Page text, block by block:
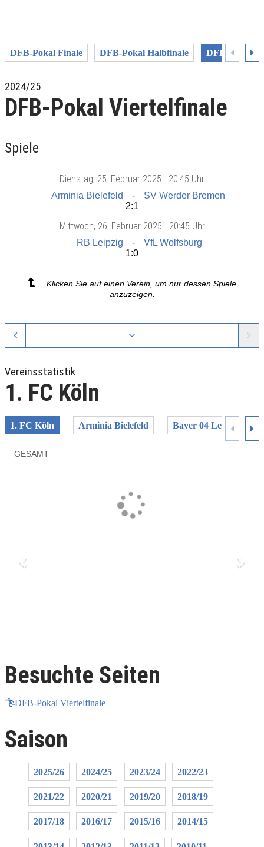
DFB-Pokal Finale DFB-Pokal Halbfinale DFB-Pokal
2024/25
DFB-Pokal Viertelfinale
Spiele
Dienstag, 25. Februar 2025 - 20:45 Uhr
Arminia Bielefeld
SV Werder Bremen
2:1
Mittwoch, 26. Februar 2025 - 20:45 Uhr
RB Leipzig
VfL Wolfsburg
1:0
Klicken Sie auf einen Verein, um nur dessen Spiele
anzuzeigen.
Vereinsstatistik
1. FC Köln
1. FC Köln Arminia Bielefeld Bayer 04 Leverkusen
GESAMT
Besuchte Seiten
DFB-Pokal Viertelfinale
Saison
2025/26 2024/25 2023/24 2022/23
2021/22 2020/21 2019/20 2018/19
2017/18 2016/17 2015/16 2014/15